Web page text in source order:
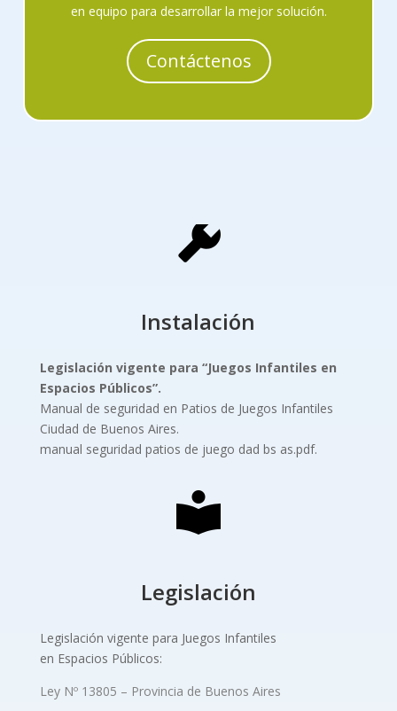
en equipo para desarrollar la mejor solución.
Contáctenos
Instalación
Legislación vigente para “Juegos Infantiles en
Espacios Públicos”.
Manual de seguridad en Patios de Juegos Infantiles
Ciudad de Buenos Aires.
manual seguridad patios de juego dad bs as.pdf.
Legislación
Legislación vigente para Juegos Infantiles
en Espacios Públicos:
Ley Nº 13805 – Provincia de Buenos Aires